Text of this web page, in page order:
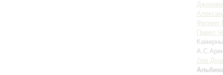
Филипп
Павел
Лев